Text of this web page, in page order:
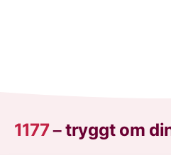
1177–tryggt om